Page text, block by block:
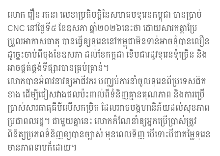
លោក រឿន រតនា លេខាប្រតិបត្តិនៃសមាគមទុរេនកម្ពុជា បានប្រាប់
CNC នៅថ្ងៃទី៥ ខែឧសភា ឆ្នាំ២០២៦នេះថា ដោយសារកត្តាប្រែ
ប្រួលអាកាសធាតុ បានធ្វើឲ្យទុរេននៅកម្ពុជាមិនទាន់អាចទុំបានលឿន
ដូច្នេះចាប់ពីចុងខែឧសភា ដល់ខែកក្កដា ទើបជារដូវទុរេនទុំច្រើន និង
អាចផ្គត់ផ្គង់ទីផ្សារបានគ្រប់គ្រាន់។
លោកបានអំពាវនាវឲ្យអាជីវករ បញ្ឈប់ការនាំចូលទុរេនពីប្រទេសជិត
ខាង ដើម្បីជៀសវាងផលប៉ះពាល់ពីទំនិញគ្មានគុណភាព និងការប្រើ
ប្រាស់សារធាតុគីមីលើសកម្រិត ដែលអាចបង្កហានិភ័យដល់សុខភាព
ប្រជាពលរដ្ឋ។ ជាមួយគ្នានេះ លោកក៏ណែនាំឲ្យអ្នកប្រើប្រាស់ត្រូវ
ពិនិត្យប្រភពទំនិញឲ្យបានច្បាស់ មុនពេលទិញ បើទោះបីជាតម្លៃទុរេន
មានភាពទាបក៏ដោយ។